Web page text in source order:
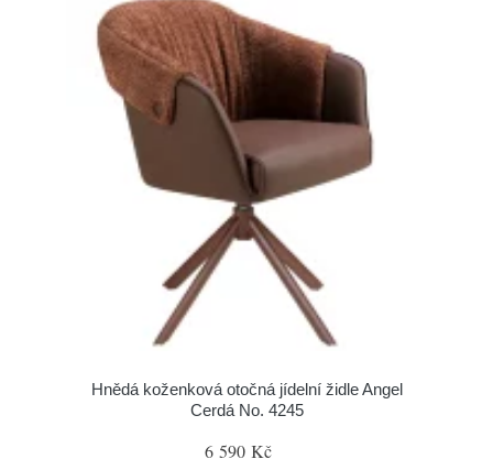
Hnědá koženková otočná jídelní židle Angel
Cerdá No. 4245
6 590 Kč